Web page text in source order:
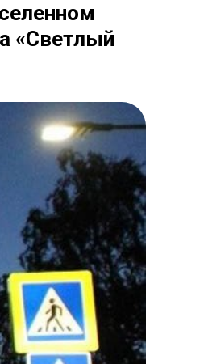
«Светлый